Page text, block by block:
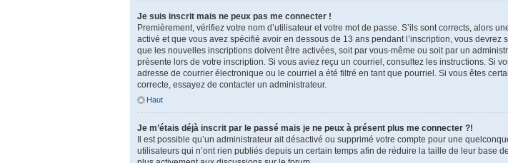
Je suis inscrit mais ne peux pas me connecter !
Premièrement, vérifiez votre nom d’utilisateur et votre mot de passe. S’ils sont corrects, alors
activé et que vous avez spécifié avoir en dessous de 13 ans pendant l’inscription, vous
que les nouvelles inscriptions doivent être activées, soit par vous-même ou soit par un
présente lors de votre inscription. Si vous aviez reçu un courriel, consultez les instructions. Si
adresse de courrier électronique ou le courriel a été filtré en tant que pourriel. Si vous êtes
correcte, essayez de contacter un administrateur.
Haut
Je m’étais déjà inscrit par le passé mais je ne peux à présent plus me connecter ?!
Il est possible qu’un administrateur ait désactivé ou supprimé votre compte pour une
utilisateurs qui n’ont rien publiés depuis un certain temps afin de réduire la taille de leur base